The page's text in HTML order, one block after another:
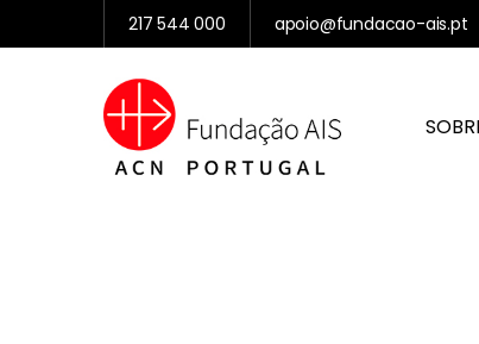
217 544 000 apoio@fundacao-ais.pt